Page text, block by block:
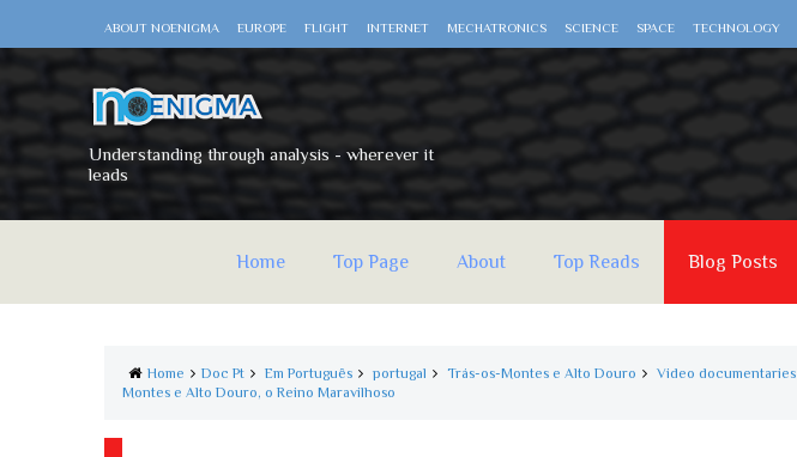
ABOUT NOENIGMA EUROPE FLIGHT INTERNET MECHATRONICS SCIENCE SPACE TECHNOLOGY
Understanding through analysis - wherever it
leads
Home Top Page About Top Reads Blog Posts
Home Doc Pt Em Português portugal Trás-os-Montes e Alto Douro Video documentaries
Montes e Alto Douro, o Reino Maravilhoso